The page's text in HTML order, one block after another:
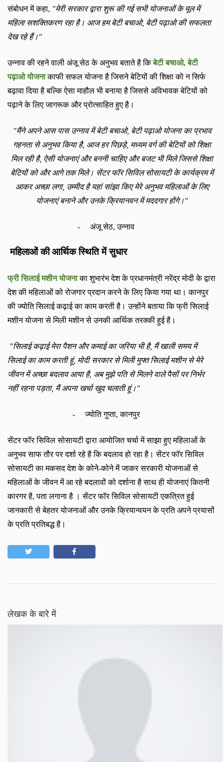
संबोधन में कहा, "मेरी सरकार द्वारा शुरू की गई सभी योजनाओं के मूल में
महिला सशक्तिकरण रहा है। आज हम बेटी बचाओ, बेटी पढ़ाओ की सफलता
देख रहे हैं।"
उन्नाव की रहने वाली अंजू सेठ के अनुभव बताते है किबेटी बचाओ,बेटी
पढ़ाओ योजनाकाफी सफल योजना है जिसने बेटियों की शिक्षा को न सिर्फ
बढ़ावा दिया है बल्कि ऐसा माहौल भी बनाया है जिससे अविभावक बेटियों को
पढ़ाने के लिए जागरूक और प्रोत्साहित हुए है।
"मैंने अपने आस पास उन्नाव में बेटी बचाओ, बेटी पढ़ाओ योजना का प्रभाव
गहनता से अनुभव किया है, आज हर पिछड़े, मध्यम वर्ग की बेटियों को शिक्षा
मिल रही है, ऐसी योजनाएं और बननी चाहिए और बजट भी मिले जिससे शिक्षा
बेटियों को और आगे तक मिले। सेंटर फॉर सिविल सोसायटी के कार्यक्रम में
आकर अच्छा लगा, उम्मीद है यहां सांझा किए मेरे अनुभव महिलाओं के लिए
योजनाएं बनाने और उनके क्रियानवन में मददगार होंगे।"
- अंजू सेठ,उन्नाव
महिलाओं की आर्थिक स्थिति में सुधार
फ्री सिलाई मशीन योजनाका शुभारंभ देश के प्रधानमंत्री नरेंद्र मोदी के द्वारा
देश की महिलाओं को रोजगार प्रदान करने के लिए किया गया था। कानपुर
की ज्योति सिलाई कढ़ाई का काम करती है। उन्होंने बताया कि फ्री सिलाई
मशीन योजना से मिली मशीन से उनकी आर्थिक तरक्की हुई है।
"सिलाई कढ़ाई मेरा पैशन और कमाई का जरिया भी है, मैं खाली समय में
सिलाई का काम करती हूं, मोदी सरकार से मिली मुफ्त सिलाई मशीन से मेरे
जीवन में अच्छा बदलाव आया है, अब मुझे पति से मिलने वाले पैसों पर निर्भर
नहीं रहना पड़ता, मैं अपना खर्चा खुद चलाती हूं।"
- ज्योति गुप्ता,कानपुर
सेंटर फॉर सिविल सोसायटी द्वारा आयोजित चर्चा में साझा हुए महिलाओं के
अनुभव साफ तौरपरदर्शा रहे है कि बदलाव हो रहा है। सेंटर फॉर सिविल
सोसायटी का मकसद देश के कोने-कोने में जाकर सरकारी योजनाओं से
महिलाओं के जीवन में आ रहे बदलावों को दर्शाना है साथ ही योजनाएं कितनी
कारगर है, पता लगाना है । सेंटर फॉर सिविल सोसायटी एकत्रित हुई
जानकारी से बेहतर योजनाओं और उनके क्रियान्वयन के प्रति अपने प्रयासों
के प्रति प्रतिबद्ध है।
लेखक के बारे में